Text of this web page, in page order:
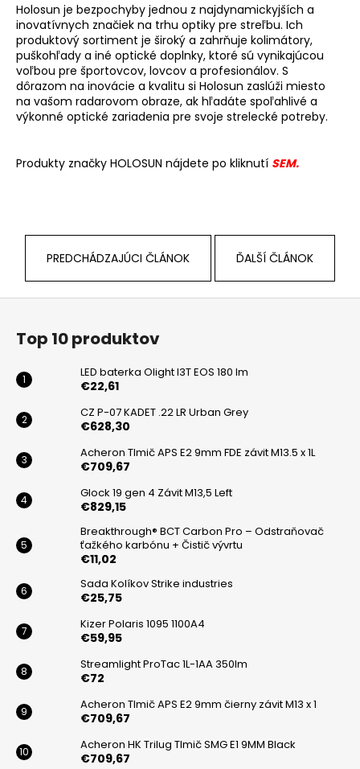
Holosun je bezpochyby jednou z najdynamickyjších a
inovatívnych značiek na trhu optiky pre streľbu. Ich
produktový sortiment je široký a zahrňuje kolimátory,
puškohľady a iné optické doplnky, ktoré sú vynikajúcou
voľbou pre športovcov, lovcov a profesionálov. S
dôrazom na inovácie a kvalitu si Holosun zaslúži miesto
na vašom radarovom obraze, ak hľadáte spoľahlivé a
výkonné optické zariadenia pre svoje strelecké potreby.
Produkty značky HOLOSUN nájdete po kliknutí SEM.
PREDCHÁDZAJÚCI ČLÁNOK ĎALŠÍ ČLÁNOK
Z
Top 10 produktov
LED baterka Olight I3T EOS 180 lm
€22,61
CZ P-07 KADET .22 LR Urban Grey
€628,30
Acheron Tlmič APS E2 9mm FDE závit M13.5 x 1L
€709,67
Glock 19 gen 4 Závit M13,5 Left
€829,15
Breakthrough® BCT Carbon Pro – Odstraňovač
ťažkého karbónu + Čistič vývrtu
€11,02
Sada Kolíkov Strike industries
€25,75
Kizer Polaris 1095 1100A4
€59,95
Streamlight ProTac 1L-1AA 350lm
€72
Acheron Tlmič APS E2 9mm čierny závit M13 x 1
€709,67
Acheron HK Trilug Tlmič SMG E1 9MM Black
€709,67